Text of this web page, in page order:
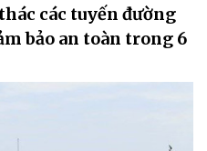
các tuyến đường
bảo an toàn trong 6